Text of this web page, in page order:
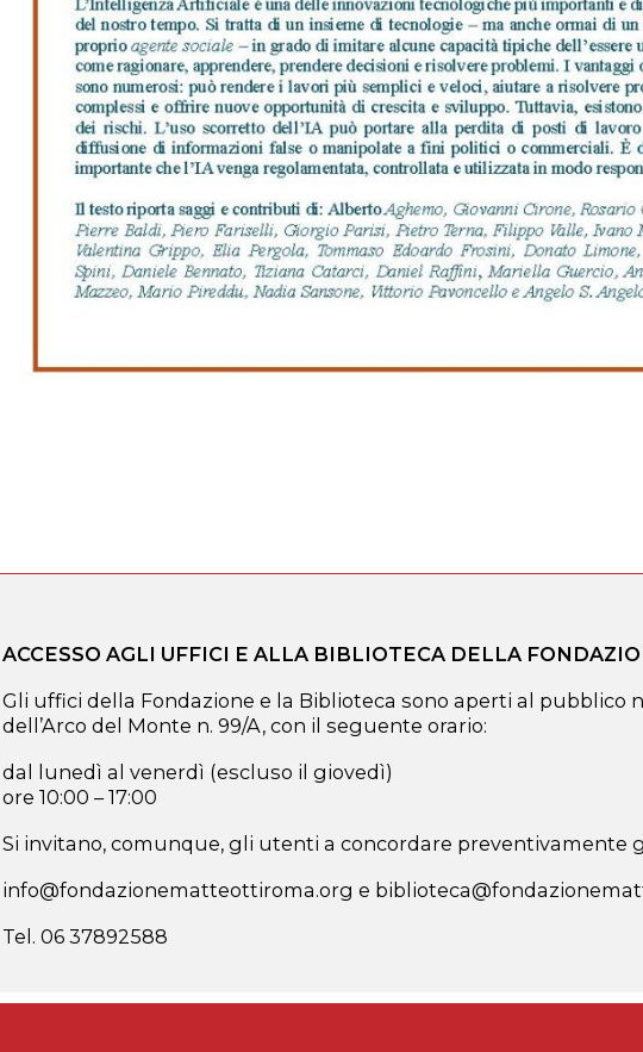
ACCESSO AGLI UFFICI E ALLA BIBLIOTECA DELLA
Gli uffici della Fondazione e la Biblioteca sono aperti al pubblico
dell’Arco del Monte n. 99/A, con il seguente orario:
dal lunedì al venerdì (escluso il giovedì)
ore 10:00 – 17:00
Si invitano, comunque, gli utenti a concordare preventivamente
info@fondazionematteottiroma.org e
Tel. 06 37892588